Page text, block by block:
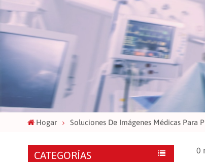
Hogar Soluciones De Imágenes Médicas Para
CATEGORÍAS 0